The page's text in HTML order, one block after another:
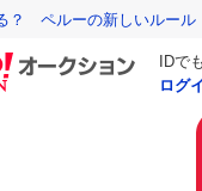
？ ペルーの新しいルール
IDで
ログ